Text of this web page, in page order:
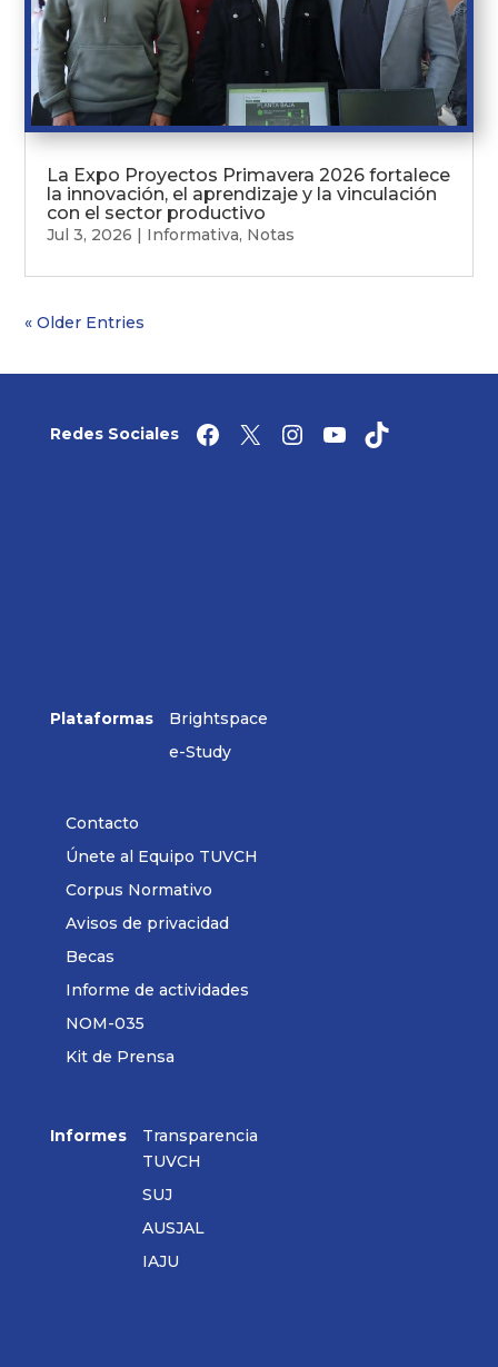
La Expo Proyectos Primavera 2026 fortalece
la innovación, el aprendizaje y la vinculación
con el sector productivo
Jul 3, 2026 | Informativa, Notas
« Older Entries
Redes Sociales Facebook
X Instagram
YouTube
TikTok
Plataformas
Brightspace
e-Study
Contacto
Únete al Equipo TUVCH
Corpus Normativo
Avisos de privacidad
Becas
Informe de actividades
NOM-035
Kit de Prensa
Informes
Transparencia
TUVCH
SUJ
AUSJAL
IAJU